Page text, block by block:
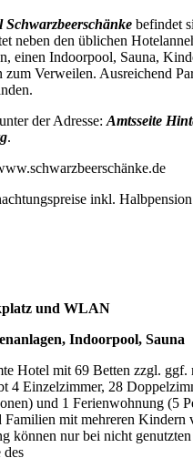
Schwarzbeerschänke befindet
neben den üblichen
einen Indoorpool, Sauna,
zum Verweilen. Ausreichend
der Adresse:Amtsseite
.
inkl.
und WLAN
Indoorpool, Sauna
Hotel mit 69 Betten zzgl. ggf.
4 Einzelzimmer, 28
und 1 Ferienwohnung (5
mit mehreren Kindern
können nur bei nicht
des